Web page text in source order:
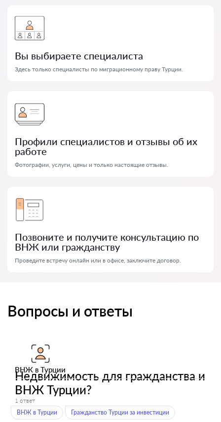
Вы выбираете специалиста
Здесь только специалисты по миграционному праву Турции.
Профили специалистов и отзывы об их
работе
Фотографии, услуги, цены и только настоящие отзывы.
Позвоните и получите консультацию по
ВНЖ или гражданству
Проведите встречу онлайн или в офисе, заключите договор.
Вопросы и ответы
ВНЖ в Турции
Недвижимость для гражданства и
ВНЖ Турции?
1 ответ
ВНЖ в Турции
Гражданство Турции за инвестиции